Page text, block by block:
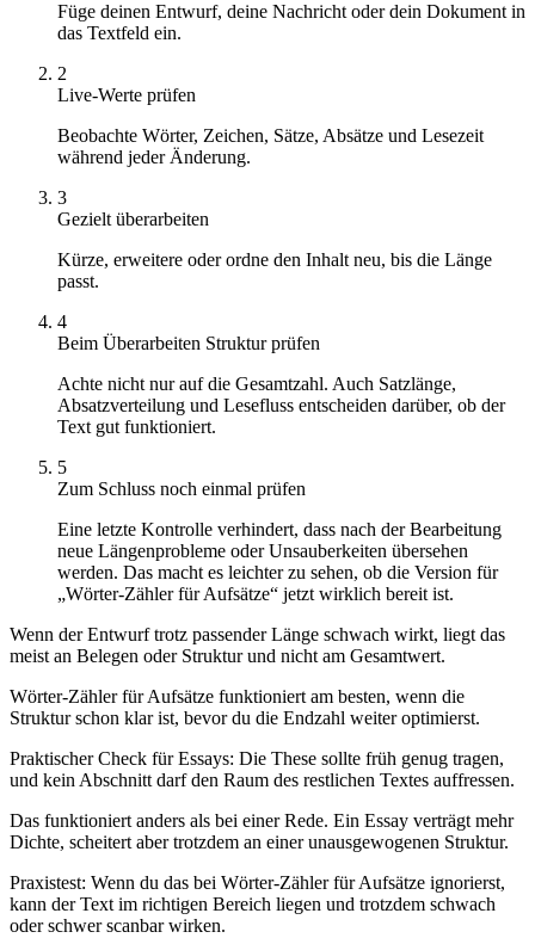
Füge deinen Entwurf, deine Nachricht oder dein Dokument in
das Textfeld ein.
2
Live-Werte prüfen
Beobachte Wörter, Zeichen, Sätze, Absätze und Lesezeit
während jeder Änderung.
3
Gezielt überarbeiten
Kürze, erweitere oder ordne den Inhalt neu, bis die Länge
passt.
4
Beim Überarbeiten Struktur prüfen
Achte nicht nur auf die Gesamtzahl. Auch Satzlänge,
Absatzverteilung und Lesefluss entscheiden darüber, ob der
Text gut funktioniert.
5
Zum Schluss noch einmal prüfen
Eine letzte Kontrolle verhindert, dass nach der Bearbeitung
neue Längenprobleme oder Unsauberkeiten übersehen
werden. Das macht es leichter zu sehen, ob die Version für
„Wörter-Zähler für Aufsätze“ jetzt wirklich bereit ist.
Wenn der Entwurf trotz passender Länge schwach wirkt, liegt das
meist an Belegen oder Struktur und nicht am Gesamtwert.
Wörter-Zähler für Aufsätze funktioniert am besten, wenn die
Struktur schon klar ist, bevor du die Endzahl weiter optimierst.
Praktischer Check für Essays: Die These sollte früh genug tragen,
und kein Abschnitt darf den Raum des restlichen Textes auffressen.
Das funktioniert anders als bei einer Rede. Ein Essay verträgt mehr
Dichte, scheitert aber trotzdem an einer unausgewogenen Struktur.
Praxistest: Wenn du das bei Wörter-Zähler für Aufsätze ignorierst,
kann der Text im richtigen Bereich liegen und trotzdem schwach
oder schwer scanbar wirken.